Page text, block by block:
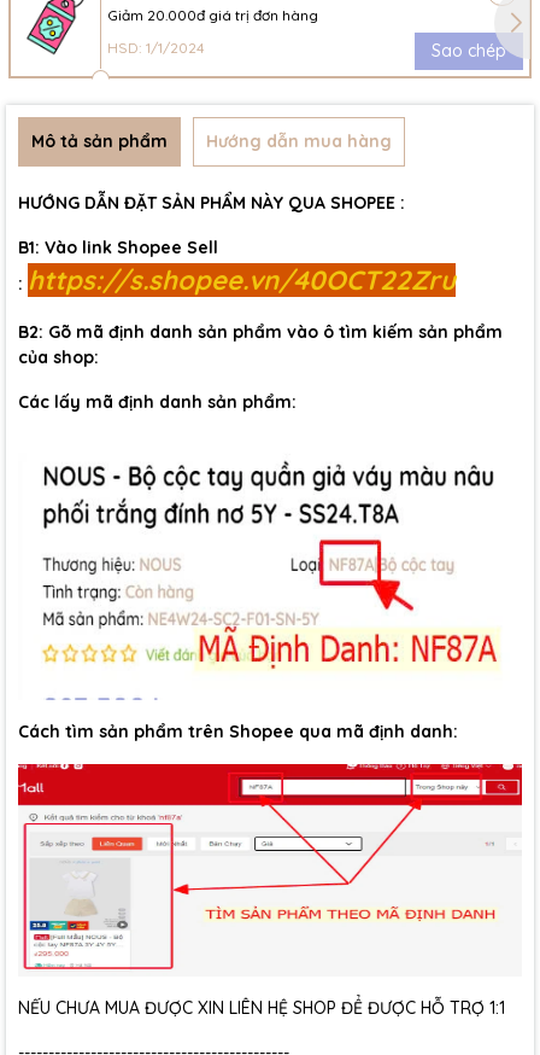
Giảm 20.000đ giá trị đơn hàng
HSD: 1/1/2024
Sao chép
Mô tả sản phẩm Hướng dẫn mua hàng
HƯỚNG DẪN ĐẶT SẢN PHẨM NÀY QUA SHOPEE :
B1: Vào link Shopee Sell
: https://s.shopee.vn/40OCT22Zru
B2: Gõ mã định danh sản phẩm vào ô tìm kiếm sản phẩm
của shop:
Các lấy mã định danh sản phẩm:
Cách tìm sản phẩm trên Shopee qua mã định danh:
NẾU CHƯA MUA ĐƯỢC XIN LIÊN HỆ SHOP ĐỂ ĐƯỢC HỖ TRỢ 1:1